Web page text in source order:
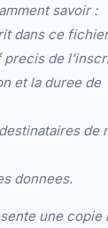
savoir :
dans ce
precis de
et la duree de
de
donnees.
une copie